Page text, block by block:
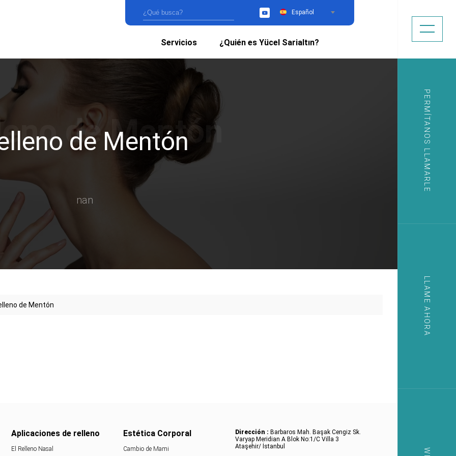
YouTubeEspañol
Servicios ¿Quién es Yücel Sarialtın?
PERMÍTANOS LLAMARLE
LLAME AHORA
de Mentón
nan
de Mentón
Aplicaciones de relleno
El Relleno Nasal
Estética Corporal
Cambio de Mami
Dirección : Barbaros Mah. Başak Cengiz Sk.
Varyap Meridian A Blok No:1/C Villa 3
Ataşehir/ İstanbul